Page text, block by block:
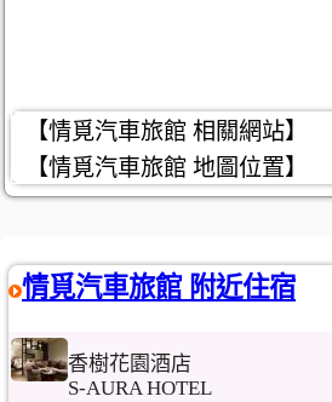
【情覓汽車旅館 相關網站】
【情覓汽車旅館 地圖位置】
情覓汽車旅館 附近住宿
香樹花園酒店
S-AURA HOTEL